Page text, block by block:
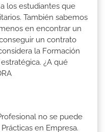
los estudiantes que
También sabemos
en encontrar un
un contrato
la Formación
¿A qué
no se puede
en Empresa.